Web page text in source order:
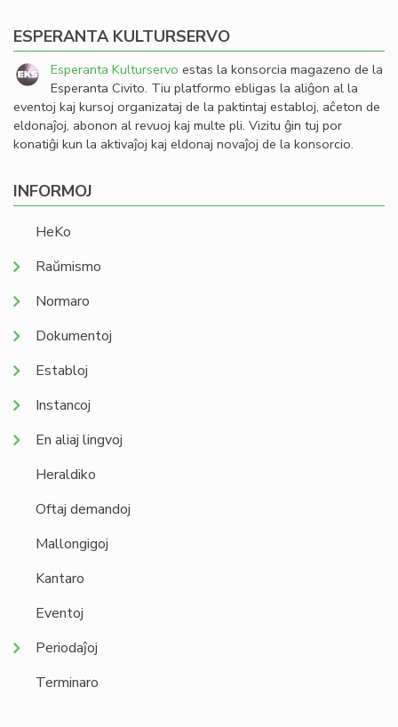
ESPERANTA KULTURSERVO
Esperanta Kulturservo estas la konsorcia magazeno de la
Esperanta Civito. Tiu platformo ebligas la aliĝon al la
eventoj kaj kursoj organizataj de la paktintaj establoj, aĉeton de
eldonaĵoj, abonon al revuoj kaj multe pli. Vizitu ĝin tuj por
konatiĝi kun la aktivaĵoj kaj eldonaj novaĵoj de la konsorcio.
INFORMOJ
HeKo
Raŭmismo
Normaro
Dokumentoj
Establoj
Instancoj
En aliaj lingvoj
Heraldiko
Oftaj demandoj
Mallongigoj
Kantaro
Eventoj
Periodaĵoj
Terminaro